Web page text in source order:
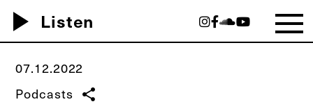
play_arrow Listen
07.12.2022
Podcasts
share